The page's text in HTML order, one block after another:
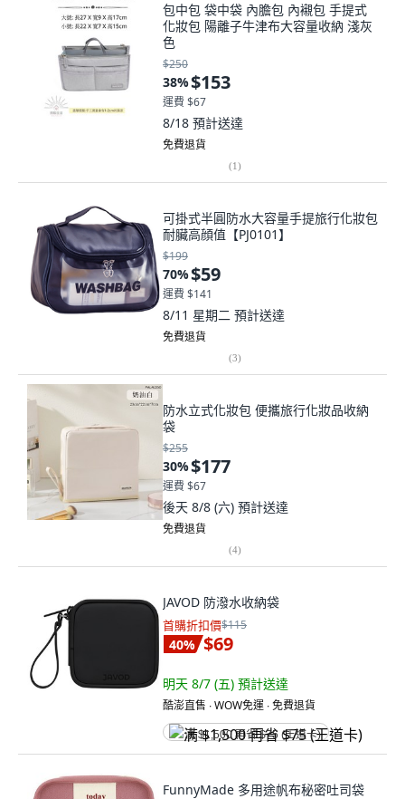
包中包 袋中袋 內膽包 內襯包 手提式
化妝包 陽離子牛津布大容量收納 淺灰
色
$250
38%$153
運費 $67
8/18 預計送達
免費退貨
(1)
可掛式半圓防水大容量手提旅行化妝包
耐臟高顔值【PJ0101】
$199
70%$59
運費 $141
8/11 星期二 預計送達
免費退貨
(3)
防水立式化妝包 便攜旅行化妝品收納
袋
$255
30%$177
運費 $67
後天 8/8 (六) 預計送達
免費退貨
(4)
JAVOD 防潑水收納袋
首購折扣價$115
40% $69
明天 8/7 (五) 預計送達
酷澎直售 ∙ WOW免運 ∙ 免費退貨
满 $1,500 再省 $75 (王道卡)
FunnyMade 多用途帆布秘密吐司袋